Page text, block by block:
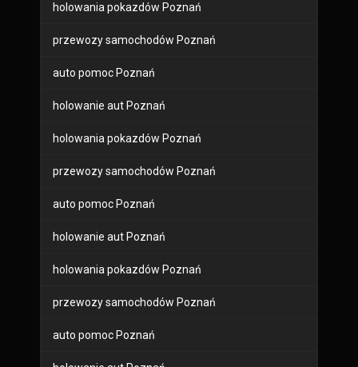
holowania pokazdów Poznań
przewozy samochodów Poznań
auto pomoc Poznań
holowanie aut Poznań
holowania pokazdów Poznań
przewozy samochodów Poznań
auto pomoc Poznań
holowanie aut Poznań
holowania pokazdów Poznań
przewozy samochodów Poznań
auto pomoc Poznań